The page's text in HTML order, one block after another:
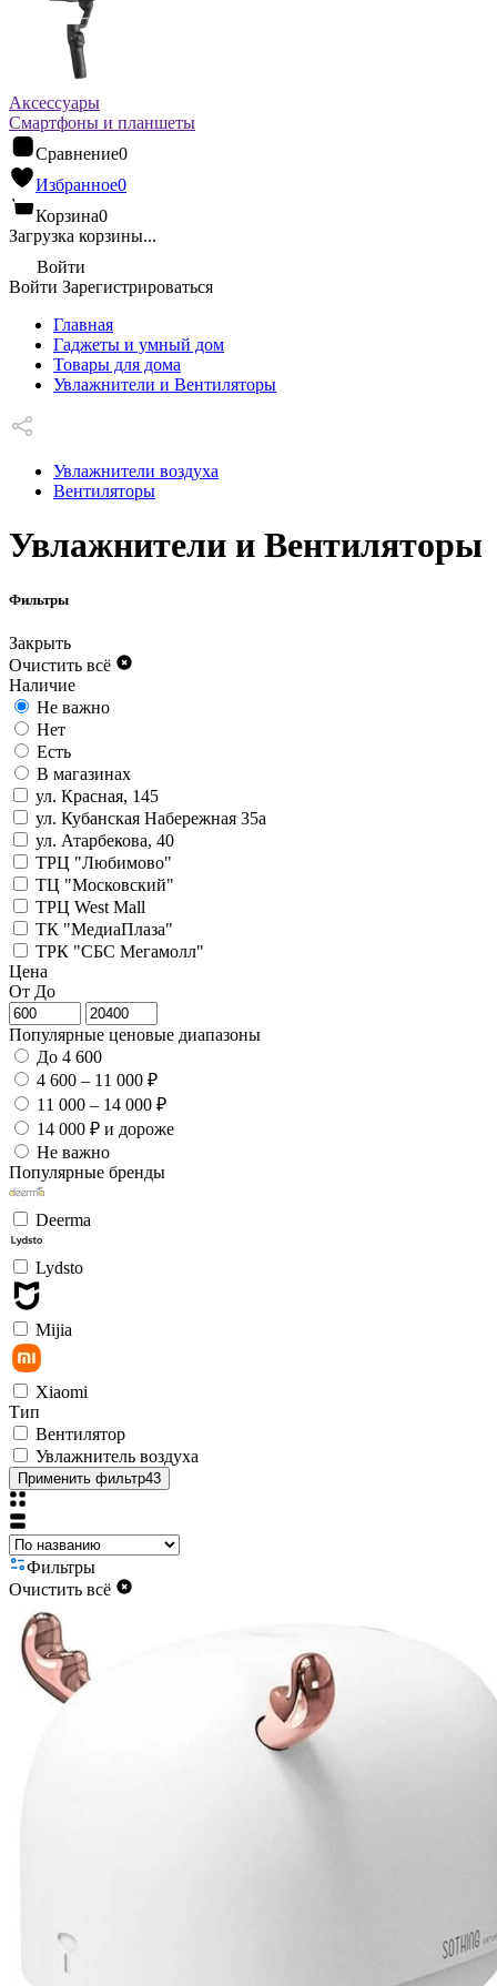
Аксессуары
Смартфоны и планшеты
Сравнение0
Избранное0
Корзина0
Загрузка корзины...
Войти
Войти Зарегистрироваться
Главная
Гаджеты и умный дом
Товары для дома
Увлажнители и Вентиляторы
Увлажнители воздуха
Вентиляторы
Увлажнители и Вентиляторы
Фильтры
Закрыть
Очистить всё
Наличие
Не важно
Нет
Есть
В магазинах
ул. Красная, 145
ул. Кубанская Набережная 35а
ул. Атарбекова, 40
ТРЦ "Любимово"
ТЦ "Московский"
ТРЦ West Mall
ТК "МедиаПлаза"
ТРК "СБС Мегамолл"
Цена
От До
Популярные ценовые диапазоны
До 4 600
4 600 – 11 000 ₽
11 000 – 14 000 ₽
14 000 ₽ и дороже
Не важно
Популярные бренды
Deerma
Lydsto
Mijia
Xiaomi
Тип
Вентилятор
Увлажнитель воздуха
Применить фильтр43
Фильтры
Очистить всё